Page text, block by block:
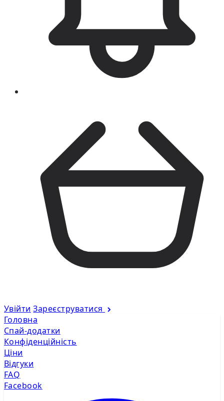
Увійти Зареєструватися
Головна
Спай-додатки
Конфіденційність
Ціни
Відгуки
FAQ
Facebook